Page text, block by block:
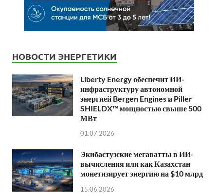
НОВОСТИ ЭНЕРГЕТИКИ
Liberty Energy обеспечит ИИ-
инфраструктуру автономной
энергией Bergen Engines и Piller
SHIELDX™ мощностью свыше 500
МВт
01.07.2026
Экибастузские мегаватты в ИИ-
вычисления или как Казахстан
монетизирует энергию на $10 млрд
15.06.2026